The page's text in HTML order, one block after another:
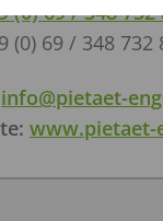
(0) 69 / 348 732
(0) 69 / 348 732
info@pietaet-
www.pietaet-